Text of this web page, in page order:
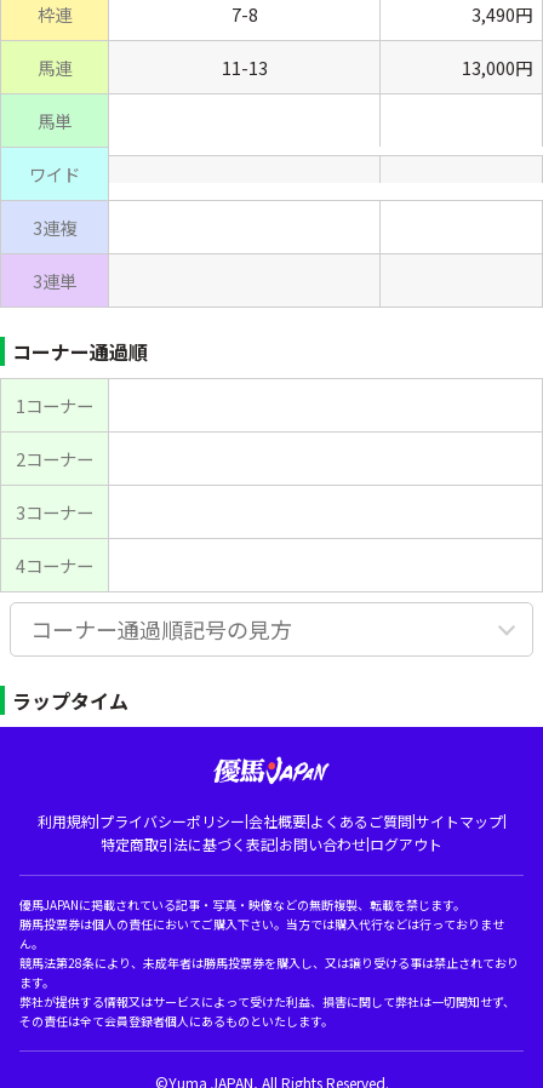
枠連 7-8 3,490円
馬連 11-13 13,000円
馬単
ワイド
3連複
3連単
コーナー通過順
1コーナー
2コーナー
3コーナー
4コーナー
コーナー通過順記号の見方
ラップタイム
利用規約|プライバシーポリシー|会社概要|よくあるご質問|サイトマップ|
特定商取引法に基づく表記|お問い合わせ|ログアウト
優馬JAPANに掲載されている記事・写真・映像などの無断複製、転載を禁じます。
勝馬投票券は個人の責任においてご購入下さい。当方では購入代行などは行っておりませ
ん。
競馬法第28条により、未成年者は勝馬投票券を購入し、又は譲り受ける事は禁止されており
ます。
弊社が提供する情報又はサービスによって受けた利益、損害に関して弊社は一切関知せず、
その責任は全て会員登録者個人にあるものといたします。
©Yuma JAPAN, All Rights Reserved.